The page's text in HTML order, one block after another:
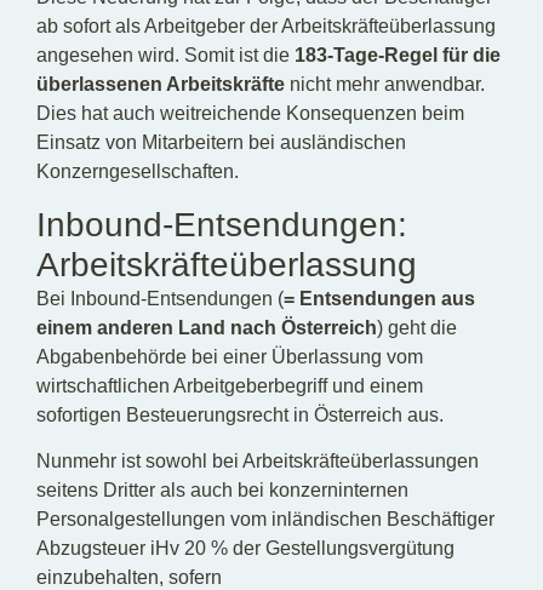
ab sofort als Arbeitgeber der Arbeitskräfteüberlassung
angesehen wird. Somit ist die 183-Tage-Regel für die
überlassenen Arbeitskräfte nicht mehr anwendbar.
Dies hat auch weitreichende Konsequenzen beim
Einsatz von Mitarbeitern bei ausländischen
Konzerngesellschaften.
Inbound-Entsendungen:
Arbeitskräfteüberlassung
Bei Inbound-Entsendungen (= Entsendungen aus
einem anderen Land nach Österreich) geht die
Abgabenbehörde bei einer Überlassung vom
wirtschaftlichen Arbeitgeberbegriff und einem
sofortigen Besteuerungsrecht in Österreich aus.
Nunmehr ist sowohl bei Arbeitskräfteüberlassungen
seitens Dritter als auch bei konzerninternen
Personalgestellungen vom inländischen Beschäftiger
Abzugsteuer iHv 20 % der Gestellungsvergütung
einzubehalten, sofern